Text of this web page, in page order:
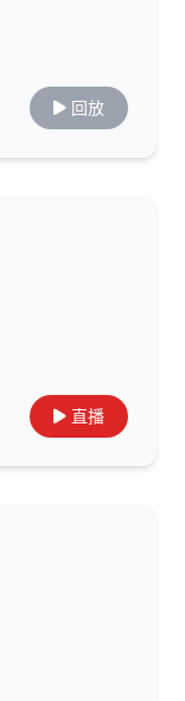
回放
直播